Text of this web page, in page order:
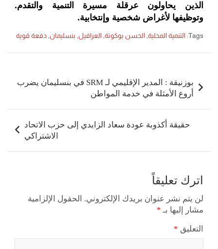
الذين يحاولون عرقلة مسيرة التنمية والتقدم.
وتوظيفها لأغراض شخصية وإنتخابية.
Tags: التنمية المحلية, الحسن بوكوتة, العراقيل, بنسليمان, دفعة قوية
المقالات
بوزنيقة : المدير الإقليمي لـ SRM في بنسليمان يضرب
أروع الأمثلة في خدمة المواطن
حقيقة أكذوبة عودة سعاد الزايدي إلى حزب الاتحاد
الاشتراكي
اترك تعليقاً
لن يتم نشر عنوان بريدك الإلكتروني. الحقول الإلزامية
مشار إليها بـ *
التعليق *